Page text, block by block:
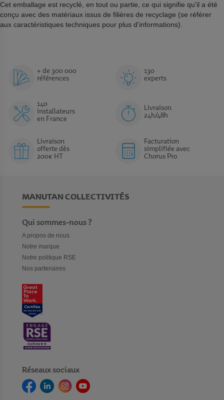
Cet emballage est recyclé, en tout ou partie, ce qui signifie qu'il a été
conçu avec des matériaux issus de filières de recyclage (se référer
aux caractéristiques techniques pour plus d'informations).
+ de 300 000
références
130
experts
140
installateurs
en France
Livraison
24h/48h
Livraison
offerte dès
200€ HT
Facturation
simplifiée avec
Chorus Pro
MANUTAN COLLECTIVITÉS
Qui sommes-nous ?
A propos de nous
Notre marque
Notre politique RSE
Nos partenaires
Réseaux sociaux